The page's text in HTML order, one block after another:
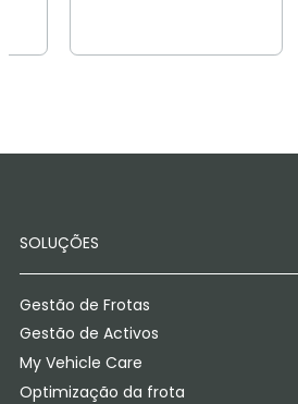
SOLUÇÕES
Gestão de Frotas
Gestão de Activos
My Vehicle Care
Optimização da frota